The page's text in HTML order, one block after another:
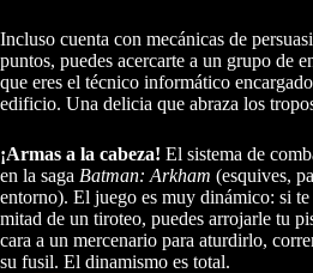
Incluso cuenta con mecánicas de
puntos, puedes acercarte a un grupo de
que eres el técnico informático
edificio. Una delicia que abraza los
¡Armas a la cabeza! El sistema de
en la saga Batman: Arkham (esquives,
entorno). El juego es muy dinámico: si
mitad de un tiroteo, puedes arrojarle tu
cara a un mercenario para aturdirlo,
su fusil. El dinamismo es total.